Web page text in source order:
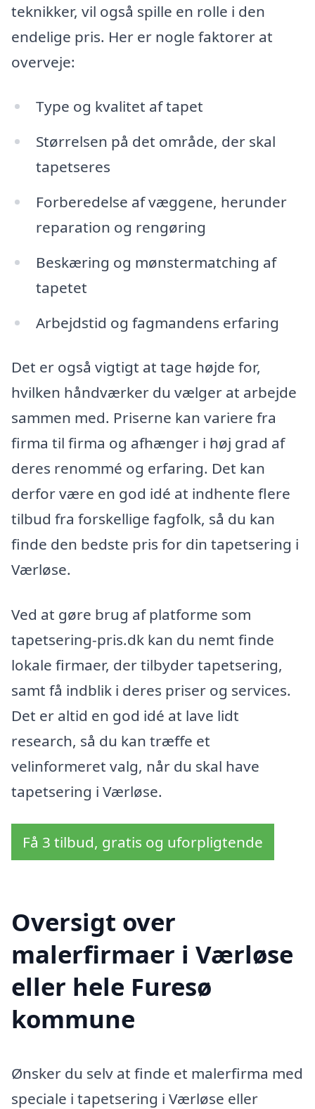
teknikker, vil også spille en rolle i den
endelige pris. Her er nogle faktorer at
overveje:
Type og kvalitet af tapet
Størrelsen på det område, der skal
tapetseres
Forberedelse af væggene, herunder
reparation og rengøring
Beskæring og mønstermatching af
tapetet
Arbejdstid og fagmandens erfaring
Det er også vigtigt at tage højde for,
hvilken håndværker du vælger at arbejde
sammen med. Priserne kan variere fra
firma til firma og afhænger i høj grad af
deres renommé og erfaring. Det kan
derfor være en god idé at indhente flere
tilbud fra forskellige fagfolk, så du kan
finde den bedste pris for din tapetsering i
Værløse.
Ved at gøre brug af platforme som
tapetsering-pris.dk kan du nemt finde
lokale firmaer, der tilbyder tapetsering,
samt få indblik i deres priser og services.
Det er altid en god idé at lave lidt
research, så du kan træffe et
velinformeret valg, når du skal have
tapetsering i Værløse.
Få 3 tilbud, gratis og uforpligtende
Oversigt over
malerfirmaer i Værløse
eller hele Furesø
kommune
Ønsker du selv at finde et malerfirma med
speciale i tapetsering i Værløse eller